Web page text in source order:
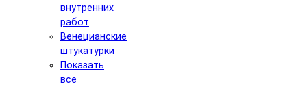
внутренних
работ
Венецианские
штукатурки
Показать
все